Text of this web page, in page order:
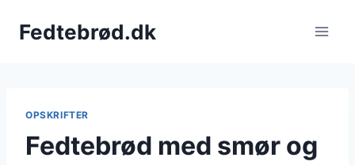
Fedtebrød.dk
OPSKRIFTER
Fedtebrød med smør og